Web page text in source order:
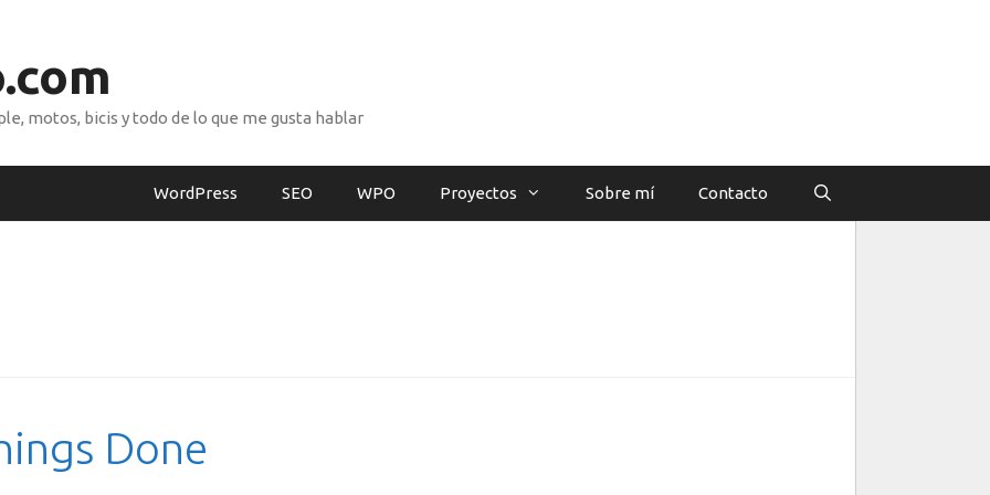
motos, bicis y todo de lo que me gusta hablar
WordPress SEO WPO Proyectos Sobre mí Contacto
Done